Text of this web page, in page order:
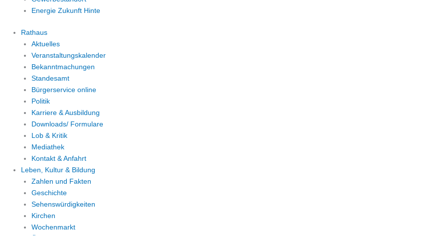
Energie Zukunft Hinte
Rathaus
Aktuelles
Veranstaltungskalender
Bekanntmachungen
Standesamt
Bürgerservice online
Politik
Karriere & Ausbildung
Downloads/ Formulare
Lob & Kritik
Mediathek
Kontakt & Anfahrt
Leben, Kultur & Bildung
Zahlen und Fakten
Geschichte
Sehenswürdigkeiten
Kirchen
Wochenmarkt